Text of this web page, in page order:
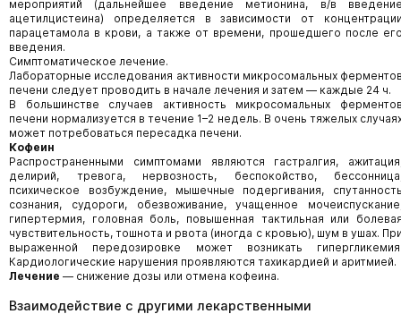
мероприятий (дальнейшее введение метионина, в/в
ацетилцистеина) определяется в зависимости от
парацетамола в крови, а также от времени, прошедшего после
введения.
Симптоматическое лечение.
Лабораторные исследования активности микросомальных
печени следует проводить в начале лечения и затем — каждые 24 ч.
В большинстве случаев активность микросомальных
печени нормализуется в течение 1–2 недель. В очень тяжелых
может потребоваться пересадка печени.
Кофеин
Распространенными симптомами являются гастралгия,
делирий, тревога, нервозность, беспокойство,
психическое возбуждение, мышечные подергивания,
сознания, судороги, обезвоживание, учащенное
гипертермия, головная боль, повышенная тактильная или
чувствительность, тошнота и рвота (иногда с кровью), шум в ушах.
выраженной передозировке может возникать
Кардиологические нарушения проявляются тахикардией и аритмией.
Лечение — снижение дозы или отмена кофеина.
Взаимодействие с другими лекарственными